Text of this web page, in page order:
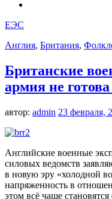
ЕЭС
Англия, Британия,
Британские
армия не
автор: admin 23 февраля,
Английские военные
силовых ведомств
в новую эру «холодной
напряженность в
этом всё чаще